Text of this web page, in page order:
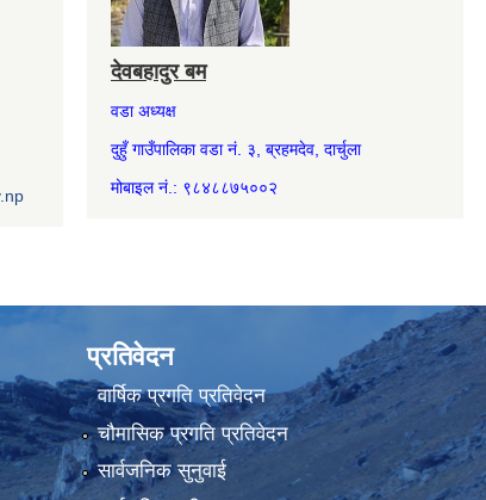
देवबहादुर बम
वडा अध्यक्ष
दुहुँ गाउँपालिका वडा नं. ३, ब्रहमदेव, दार्चुला
मोबाइल नं.: ९८४८८७५००२
प्रतिवेदन
वार्षिक प्रगति प्रतिवेदन
चौमासिक प्रगति प्रतिवेदन
सार्वजनिक सुनुवाई